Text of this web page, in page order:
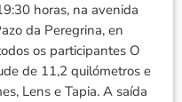
horas, na avenida
da Peregrina, en
os participantes O
de 11,2 quilómetros e
Lens e Tapia. A saída